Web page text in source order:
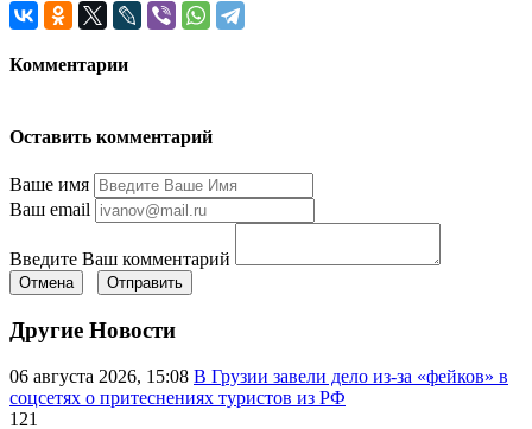
Комментарии
Оставить комментарий
Ваше имя
Ваш email
Введите Ваш комментарий
Отмена Отправить
Другие Новости
06 августа 2026, 15:08 В Грузии завели дело из-за «фейков» в
соцсетях о притеснениях туристов из РФ
121